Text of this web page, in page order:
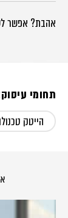
אהבת? אפשר
תחומי
הייטק